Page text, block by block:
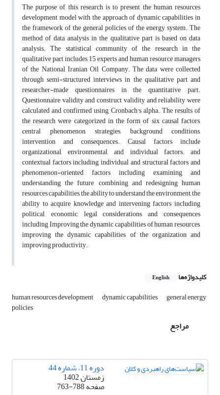
The purpose of this research is to present the human resources
development model with the approach of dynamic capabilities in
the framework of the general policies of the energy system. The
method of data analysis in the qualitative part is based on data
analysis. The statistical community of the research in the
qualitative part includes 15 experts and human resource managers
of the National Iranian Oil Company. The data were collected
through semi-structured interviews in the qualitative part and
researcher-made questionnaires in the quantitative part.
Questionnaire validity and construct validity and reliability were
calculated and confirmed using Cronbach's alpha. The results of
the research were categorized in the form of six causal factors,
central phenomenon, strategies, background conditions,
intervention and consequences. Causal factors include
organizational, environmental, and individual factors. and
contextual factors including individual and structural factors and
phenomenon-oriented factors including examining and
understanding the future, combining and redesigning human
resources capabilities, the ability to understand the environment, the
ability to acquire knowledge and intervening factors including
political, economic, legal considerations and consequences
including Improving the dynamic capabilities of human resources,
improving the dynamic capabilities of the organization and
improving productivity.
کلیدواژه‌ها English
human resources development dynamic capabilities general energy
policies
مراجع
دوره 11، شماره 44
زمستان 1402
صفحه763-788